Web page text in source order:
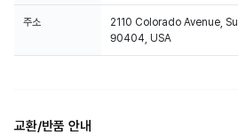
주소
2110 Colorado Avenue,
90404, USA
교환/반품 안내